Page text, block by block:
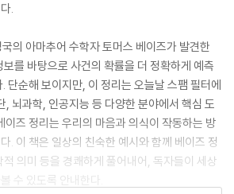
.
의 아마추어 수학자 토머스 베이즈가 발견한
를 바탕으로 사건의 확률을 더 정확하게 예측
단순해 보이지만, 이 정리는 오늘날 스팸 필터에
, 뇌과학, 인공지능 등 다양한 분야에서 핵심 도
이즈 정리는 우리의 마음과 의식이 작동하는 방
. 이 책은 일상의 친숙한 예시와 함께 베이즈 정
의미 등을 경쾌하게 풀어내어, 독자들이 세상
수 있도록 안내한다.